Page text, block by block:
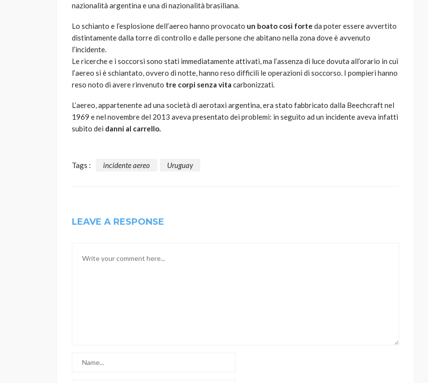
nazionalità argentina e una di nazionalità brasiliana.
Lo schianto e l’esplosione dell’aereo hanno provocato un boato così forte da poter essere avvertito
distintamente dalla torre di controllo e dalle persone che abitano nella zona dove è avvenuto
l’incidente.
Le ricerche e i soccorsi sono stati immediatamente attivati, ma l’assenza di luce dovuta all’orario in cui
l’aereo si è schiantato, ovvero di notte, hanno reso difficili le operazioni di soccorso. I pompieri hanno
reso noto di avere rinvenuto tre corpi senza vita carbonizzati.
L’aereo, appartenente ad una società di aerotaxi argentina, era stato fabbricato dalla Beechcraft nel
1969 e nel novembre del 2013 aveva presentato dei problemi: in seguito ad un incidente aveva infatti
subito dei danni al carrello.
Tags : incidente aereo Uruguay
LEAVE A RESPONSE
god 1 anno ago